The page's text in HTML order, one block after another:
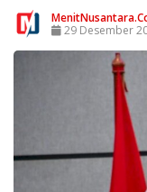
29 Desember